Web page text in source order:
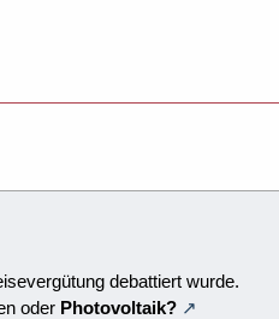
debattiert wurde.
oder Photovoltaik?